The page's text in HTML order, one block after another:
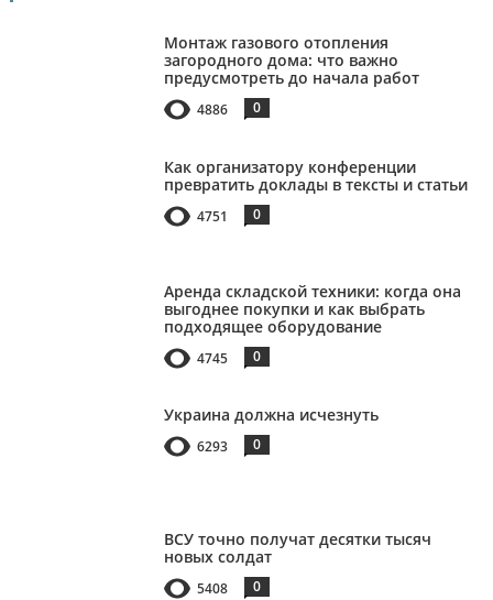
Монтаж газового отопления
загородного дома: что важно
предусмотреть до начала работ
4886 0
Как организатору конференции
превратить доклады в тексты и статьи
4751 0
Аренда складской техники: когда она
выгоднее покупки и как выбрать
подходящее оборудование
4745 0
Украина должна исчезнуть
6293 0
ВСУ точно получат десятки тысяч
новых солдат
5408 0